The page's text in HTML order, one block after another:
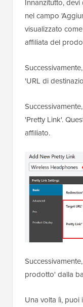
Innanzitutto,
nel campo
visualizzato
affiliata del
'URL di
'Pretty Link'.
affiliato.
prodotto' dalla
Una volta lì, puoi